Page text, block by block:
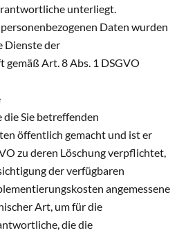
unterliegt.
Daten wurden
Dienste der
Art. 8 Abs. 1 DSGVO
Sie betreffenden
öffentlich gemacht und ist er
zu deren Löschung verpflichtet,
der verfügbaren
angemessene
Art, um für die
die die